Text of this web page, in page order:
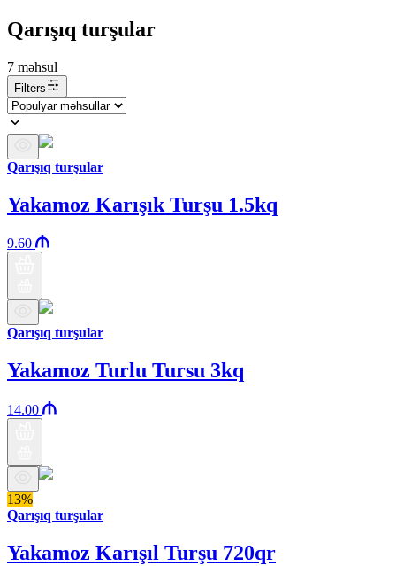
Qarışıq turşular
7 məhsul
Filters
Qarışıq turşular
Yakamoz Karışık Turşu 1.5kq
9.60
Qarışıq turşular
Yakamoz Turlu Tursu 3kq
14.00
13%
Qarışıq turşular
Yakamoz Karışıl Turşu 720qr